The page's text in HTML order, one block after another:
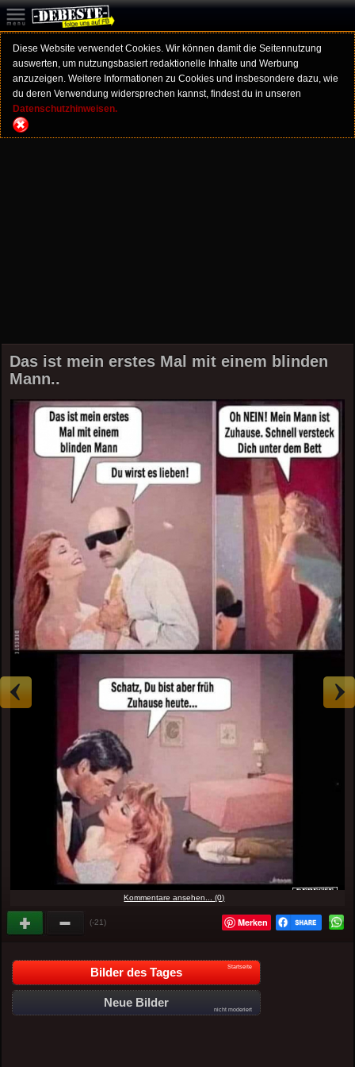
Diese Website verwendet Cookies. Wir können damit die Seitennutzung
auswerten, um nutzungsbasiert redaktionelle Inhalte und Werbung
anzuzeigen. Weitere Informationen zu Cookies und insbesondere dazu, wie
du deren Verwendung widersprechen kannst, findest du in unseren
Datenschutzhinweisen.
Das ist mein erstes Mal mit einem blinden
Mann..
Kommentare ansehen... (0)
(-21) Merken
Bilder des Tages Startseite
Neue Bilder
nicht moderiert